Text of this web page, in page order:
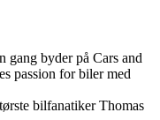
gang byder på Cars and
passion for biler med
bilfanatiker Thomas